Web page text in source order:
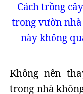
Cách trồng
trong vườn
này không
Không nên
trong nhà